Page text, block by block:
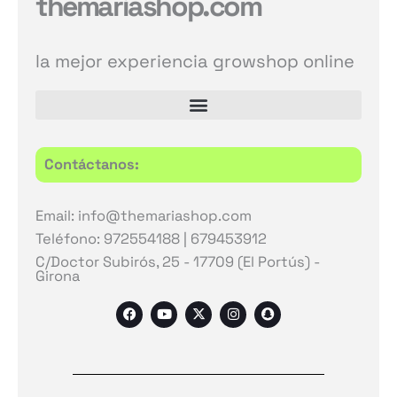
la mejor experiencia growshop online
Contáctanos:
Email: info@themariashop.com
Teléfono: 972554188 | 679453912
C/Doctor Subirós, 25 - 17709 (El Portús) -
Girona
F
a
c
o
Y
o
u
b
X
-
t
t
I
n
s
g
S
n
a
h